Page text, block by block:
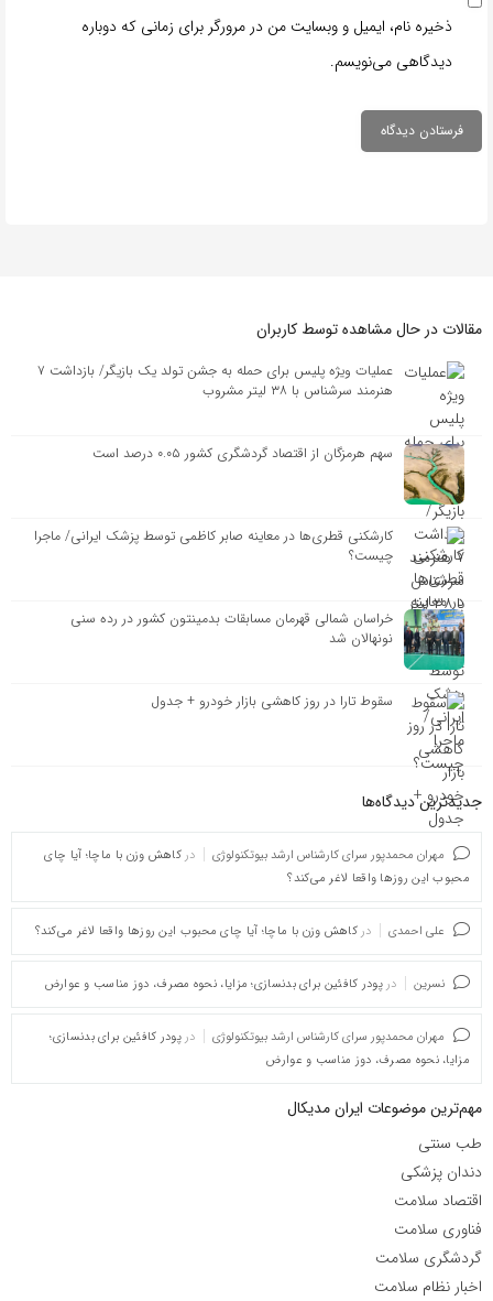
ذخیره نام، ایمیل و وبسایت من در مرورگر برای زمانی که دوباره
دیدگاهی می‌نویسم.
مقالات در حال مشاهده توسط کاربران
عملیات ویژه پلیس برای حمله به جشن تولد یک بازیگر/ بازداشت ۷
هنرمند سرشناس با ۳۸ لیتر مشروب
سهم هرمزگان از اقتصاد گردشگری کشور ۰.۰۵ درصد است
کارشکنی قطری‌ها در معاینه صابر کاظمی توسط پزشک ایرانی/ ماجرا
چیست؟
خراسان شمالی قهرمان مسابقات بدمینتون کشور در رده سنی
نونهالان شد
سقوط تارا در روز کاهشی بازار خودرو + جدول
جدیدترین دیدگاه‌‌ها
مهران محمدپور سرای کارشناس ارشد بیوتکنولوژی در کاهش وزن با ماچا؛ آیا چای
محبوب این روزها واقعا لاغر می‌کند؟
علی احمدی در کاهش وزن با ماچا؛ آیا چای محبوب این روزها واقعا لاغر می‌کند؟
نسرین در پودر کافئین برای بدنسازی؛ مزایا، نحوه مصرف، دوز مناسب و عوارض
مهران محمدپور سرای کارشناس ارشد بیوتکنولوژی در پودر کافئین برای بدنسازی؛
مزایا، نحوه مصرف، دوز مناسب و عوارض
مهم‌ترین موضوعات ایران مدیکال
طب سنتی
دندان پزشکی
اقتصاد سلامت
فناوری سلامت
گردشگری سلامت
اخبار نظام سلامت